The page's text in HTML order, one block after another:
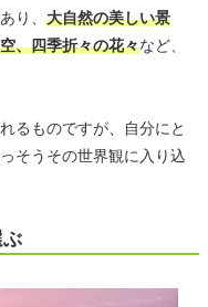
り、 大自然の美しい景
、四季折々の花々など、
るものですが、自分にと
そうその世界観に入り込